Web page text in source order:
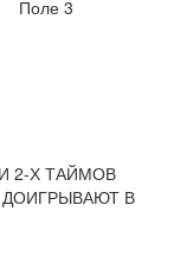
Поле 3
2-Х ТАЙМОВ
ДОИГРЫВАЮТ В